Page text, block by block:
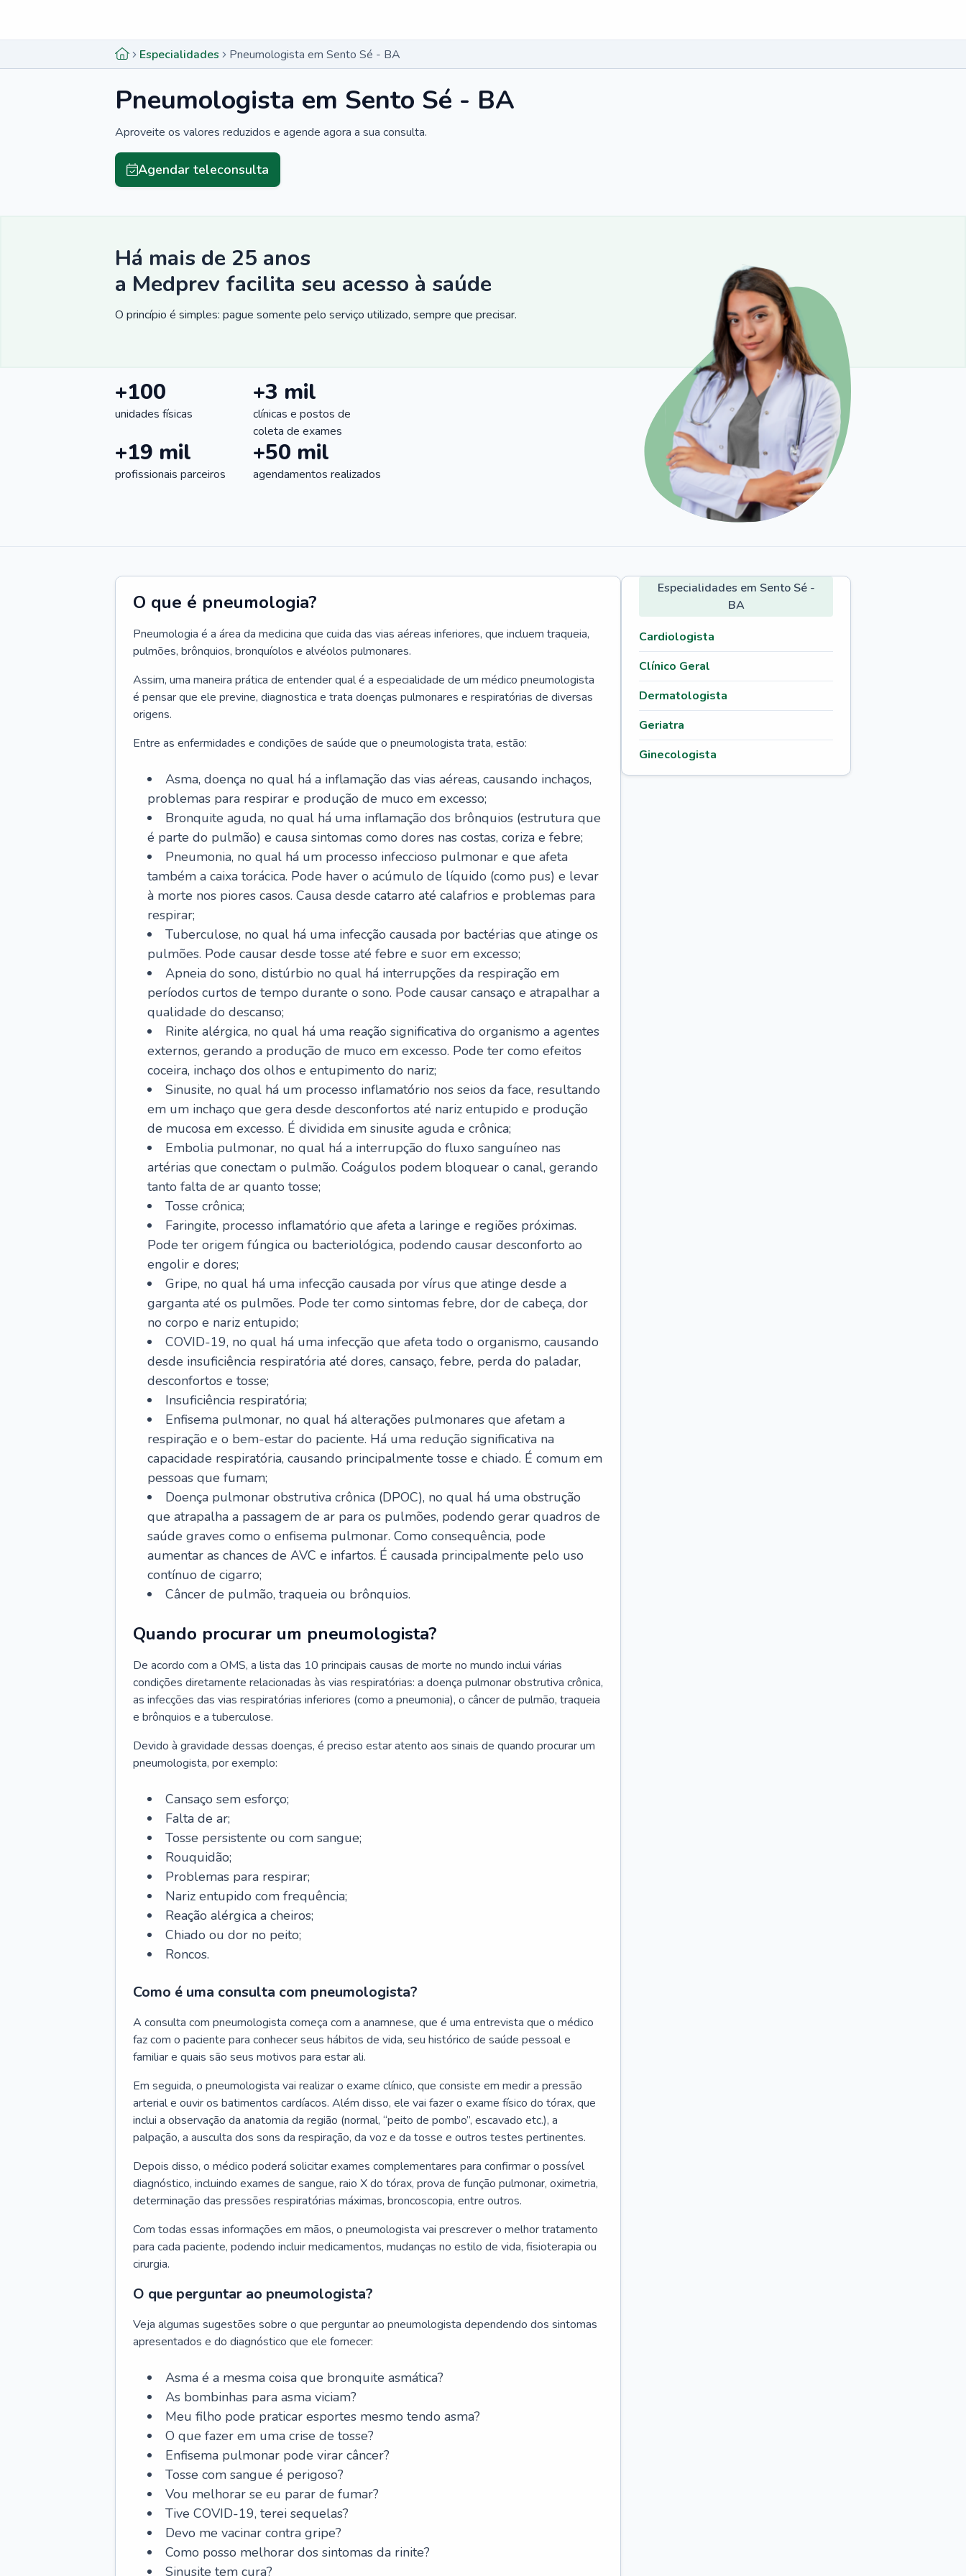
Especialidades Pneumologista em Sento Sé - BA
Pneumologista em Sento Sé - BA
Aproveite os valores reduzidos e agende agora a sua consulta.
Agendar teleconsulta
Há mais de 25 anos
a Medprev facilita seu acesso à saúde
O princípio é simples: pague somente pelo serviço utilizado, sempre que precisar.
+100
unidades físicas
+3 mil
clínicas e postos de
coleta de exames
+19 mil
profissionais parceiros
+50 mil
agendamentos realizados
O que é pneumologia?
Pneumologia é a área da medicina que cuida das vias aéreas inferiores, que incluem traqueia,
pulmões, brônquios, bronquíolos e alvéolos pulmonares.
Assim, uma maneira prática de entender qual é a especialidade de um médico pneumologista
é pensar que ele previne, diagnostica e trata doenças pulmonares e respiratórias de diversas
origens.
Entre as enfermidades e condições de saúde que o pneumologista trata, estão:
Asma, doença no qual há a inflamação das vias aéreas, causando inchaços,
problemas para respirar e produção de muco em excesso;
Bronquite aguda, no qual há uma inflamação dos brônquios (estrutura que
é parte do pulmão) e causa sintomas como dores nas costas, coriza e febre;
Pneumonia, no qual há um processo infeccioso pulmonar e que afeta
também a caixa torácica. Pode haver o acúmulo de líquido (como pus) e levar
à morte nos piores casos. Causa desde catarro até calafrios e problemas para
respirar;
Tuberculose, no qual há uma infecção causada por bactérias que atinge os
pulmões. Pode causar desde tosse até febre e suor em excesso;
Apneia do sono, distúrbio no qual há interrupções da respiração em
períodos curtos de tempo durante o sono. Pode causar cansaço e atrapalhar a
qualidade do descanso;
Rinite alérgica, no qual há uma reação significativa do organismo a agentes
externos, gerando a produção de muco em excesso. Pode ter como efeitos
coceira, inchaço dos olhos e entupimento do nariz;
Sinusite, no qual há um processo inflamatório nos seios da face, resultando
em um inchaço que gera desde desconfortos até nariz entupido e produção
de mucosa em excesso. É dividida em sinusite aguda e crônica;
Embolia pulmonar, no qual há a interrupção do fluxo sanguíneo nas
artérias que conectam o pulmão. Coágulos podem bloquear o canal, gerando
tanto falta de ar quanto tosse;
Tosse crônica;
Faringite, processo inflamatório que afeta a laringe e regiões próximas.
Pode ter origem fúngica ou bacteriológica, podendo causar desconforto ao
engolir e dores;
Gripe, no qual há uma infecção causada por vírus que atinge desde a
garganta até os pulmões. Pode ter como sintomas febre, dor de cabeça, dor
no corpo e nariz entupido;
COVID-19, no qual há uma infecção que afeta todo o organismo, causando
desde insuficiência respiratória até dores, cansaço, febre, perda do paladar,
desconfortos e tosse;
Insuficiência respiratória;
Enfisema pulmonar, no qual há alterações pulmonares que afetam a
respiração e o bem-estar do paciente. Há uma redução significativa na
capacidade respiratória, causando principalmente tosse e chiado. É comum em
pessoas que fumam;
Doença pulmonar obstrutiva crônica (DPOC), no qual há uma obstrução
que atrapalha a passagem de ar para os pulmões, podendo gerar quadros de
saúde graves como o enfisema pulmonar. Como consequência, pode
aumentar as chances de AVC e infartos. É causada principalmente pelo uso
contínuo de cigarro;
Câncer de pulmão, traqueia ou brônquios.
Quando procurar um pneumologista?
De acordo com a OMS, a lista das 10 principais causas de morte no mundo inclui várias
condições diretamente relacionadas às vias respiratórias: a doença pulmonar obstrutiva crônica,
as infecções das vias respiratórias inferiores (como a pneumonia), o câncer de pulmão, traqueia
e brônquios e a tuberculose.
Devido à gravidade dessas doenças, é preciso estar atento aos sinais de quando procurar um
pneumologista, por exemplo:
Cansaço sem esforço;
Falta de ar;
Tosse persistente ou com sangue;
Rouquidão;
Problemas para respirar;
Nariz entupido com frequência;
Reação alérgica a cheiros;
Chiado ou dor no peito;
Roncos.
Como é uma consulta com pneumologista?
A consulta com pneumologista começa com a anamnese, que é uma entrevista que o médico
faz com o paciente para conhecer seus hábitos de vida, seu histórico de saúde pessoal e
familiar e quais são seus motivos para estar ali.
Em seguida, o pneumologista vai realizar o exame clínico, que consiste em medir a pressão
arterial e ouvir os batimentos cardíacos. Além disso, ele vai fazer o exame físico do tórax, que
inclui a observação da anatomia da região (normal, “peito de pombo”, escavado etc.), a
palpação, a ausculta dos sons da respiração, da voz e da tosse e outros testes pertinentes.
Depois disso, o médico poderá solicitar exames complementares para confirmar o possível
diagnóstico, incluindo exames de sangue, raio X do tórax, prova de função pulmonar, oximetria,
determinação das pressões respiratórias máximas, broncoscopia, entre outros.
Com todas essas informações em mãos, o pneumologista vai prescrever o melhor tratamento
para cada paciente, podendo incluir medicamentos, mudanças no estilo de vida, fisioterapia ou
cirurgia.
O que perguntar ao pneumologista?
Veja algumas sugestões sobre o que perguntar ao pneumologista dependendo dos sintomas
apresentados e do diagnóstico que ele fornecer:
Asma é a mesma coisa que bronquite asmática?
As bombinhas para asma viciam?
Meu filho pode praticar esportes mesmo tendo asma?
O que fazer em uma crise de tosse?
Enfisema pulmonar pode virar câncer?
Tosse com sangue é perigoso?
Vou melhorar se eu parar de fumar?
Tive COVID-19, terei sequelas?
Devo me vacinar contra gripe?
Como posso melhorar dos sintomas da rinite?
Sinusite tem cura?
Especialidades em Sento Sé -
BA
Cardiologista
Clínico Geral
Dermatologista
Geriatra
Ginecologista